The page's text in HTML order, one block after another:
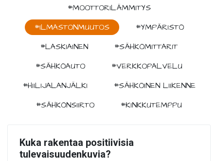
#MOOTTORILÄMMITYS
#ILMASTONMUUTOS
#YMPÄRISTÖ
#LASKIAINEN
#SÄHKÖMITTARIT
#SÄHKÖAUTO
#VERKKOPALVELU
#HIILIJALANJÄLKI
#SÄHKÖINEN LIIKENNE
#SÄHKÖNSIIRTO
#KINKKUTEMPPU
Kuka rakentaa positiivisia
tulevaisuudenkuvia?